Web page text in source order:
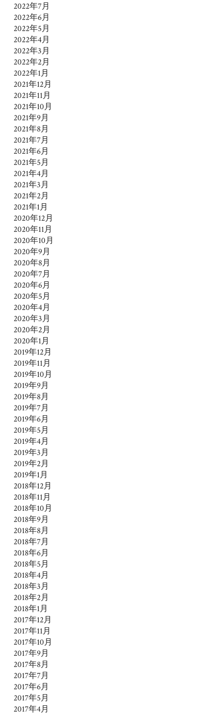
2022年7月
2022年6月
2022年5月
2022年4月
2022年3月
2022年2月
2022年1月
2021年12月
2021年11月
2021年10月
2021年9月
2021年8月
2021年7月
2021年6月
2021年5月
2021年4月
2021年3月
2021年2月
2021年1月
2020年12月
2020年11月
2020年10月
2020年9月
2020年8月
2020年7月
2020年6月
2020年5月
2020年4月
2020年3月
2020年2月
2020年1月
2019年12月
2019年11月
2019年10月
2019年9月
2019年8月
2019年7月
2019年6月
2019年5月
2019年4月
2019年3月
2019年2月
2019年1月
2018年12月
2018年11月
2018年10月
2018年9月
2018年8月
2018年7月
2018年6月
2018年5月
2018年4月
2018年3月
2018年2月
2018年1月
2017年12月
2017年11月
2017年10月
2017年9月
2017年8月
2017年7月
2017年6月
2017年5月
2017年4月